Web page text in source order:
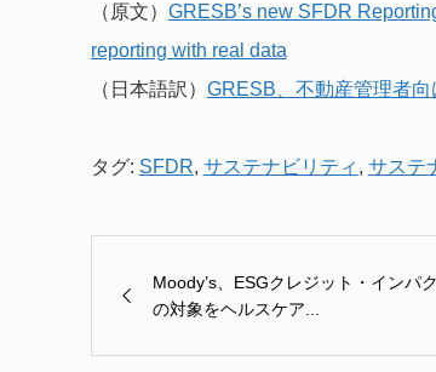
（原文） GRESB’s new SFDR
reporting with real data
（日本語訳） GRESB、不動産管理者
タグ: SFDR, サステナビリティ , サステ
Moody’s、ESGクレジット・インパ
の対象をヘルスケア...